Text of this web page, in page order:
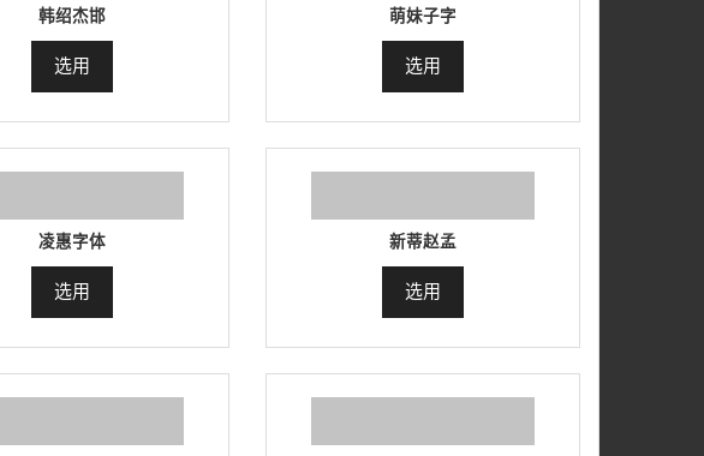
韩绍杰邯
选用
萌妹子字
选用
凌惠字体
选用
新蒂赵孟
选用